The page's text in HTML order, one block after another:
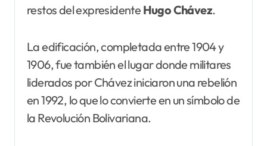
restos del expresidente Hugo Chávez.
La edificación, completada entre 1904 y
1906, fue también el lugar donde militares
liderados por Chávez iniciaron una rebelión
en 1992, lo que lo convierte en un símbolo de
la Revolución Bolivariana.